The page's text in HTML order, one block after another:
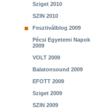
Sziget 2010
SZIN 2010
Fesztiválblog 2009
Pécsi Egyetemi Napok
2009
VOLT 2009
Balatonsound 2009
EFOTT 2009
Sziget 2009
SZIN 2009